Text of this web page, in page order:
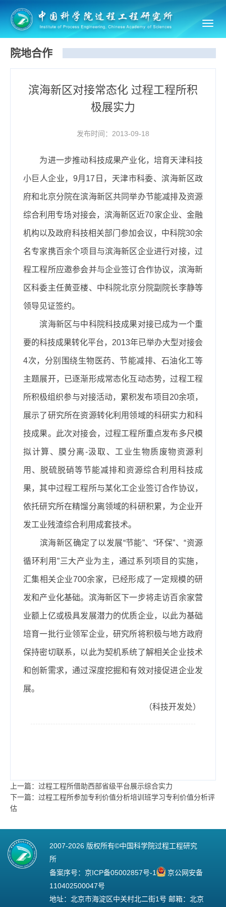
院地合作
滨海新区对接常态化 过程工程所积
极展实力
发布时间：2013-09-18
为进一步推动科技成果产业化，培育天津科技
小巨人企业， 9月 17 日，天津市科委、滨海新区政
府和北京分院在滨海新区共同举办节能减排及资源
综合利用专场对接会，滨海新区近70家企业、金融
机构以及政府科技相关部门参加会议，中科院30余
名专家携百余个项目与滨海新区企业进行对接，过
程工程所应邀参会并与企业签订合作协议，滨海新
区科委主任黄亚楼、中科院北京分院副院长李静等
领导见证签约。
滨海新区与中科院科技成果对接已成为一个重
要的科技成果转化平台， 2013年已举办大型对接会
4次，分别围绕生物医药、节能减排、石油化工等
主题展开，已逐渐形成常态化互动态势，过程工程
所积极组织参与对接活动，累积发布项目 20余项，
展示了研究所在资源转化利用领域的科研实力和科
技成果。此次对接会，过程工程所重点发布多尺模
拟计算、膜分离-汲取、工业生物质废物资源利
用、脱硫脱硝等节能减排和资源综合利用科技成
果，其中过程工程所与某化工企业签订合作协议，
依托研究所在精馏分离领域的科研积累，为企业开
发工业残渣综合利用成套技术。
滨海新区确定了以发展“节能”、“环保”、“资源
循环利用”三大产业为主，通过系列项目的实施，
汇集相关企业700余家，已经形成了一定规模的研
发和产业化基础。滨海新区下一步将走访百余家营
业额上亿或极具发展潜力的优质企业，以此为基础
培育一批行业领军企业，研究所将积极与地方政府
保持密切联系，以此为契机系统了解相关企业技术
和创新需求，通过深度挖掘和有效对接促进企业发
展。
（科技开发处）
上一篇：过程工程所借助西部省级平台展示综合实力
下一篇：过程工程所参加专利价值分析培训班学习专利价值分析评
估
2007-2026 版权所有©中国科学院过程工程研究
所
备案序号： 京ICP备05002857号-1
京公网安备
110402500047号
地址：北京市海淀区中关村北二街1号 邮箱：北京